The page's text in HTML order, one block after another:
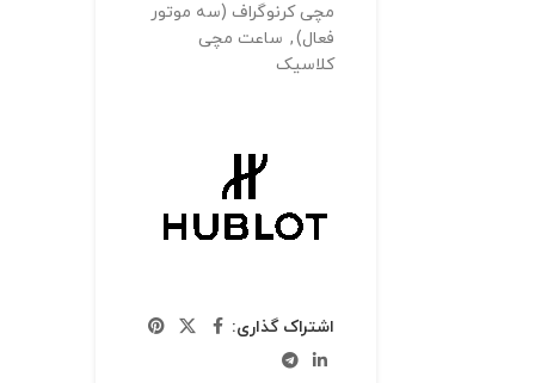
مچی کرنوگراف (سه موتور
فعال), ساعت مچی
کلاسیک
اشتراک گذاری: